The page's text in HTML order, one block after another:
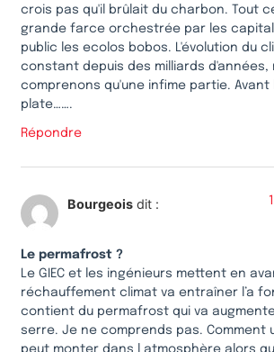
crois pas qu'il brûlait du charbon. Tout
grande farce orchestrée par les
public les ecolos bobos. L'évolution du
constant depuis des milliards d'années,
comprenons qu'une infime partie.
plate…….
Répondre
Bourgeois dit :
Le permafrost ?
Le GIEC et les ingénieurs mettent en
réchauffement climat va entraîner l’a
contient du permafrost qui va
serre. Je ne comprends pas. Comment
peut monter dans l atmosphère alors